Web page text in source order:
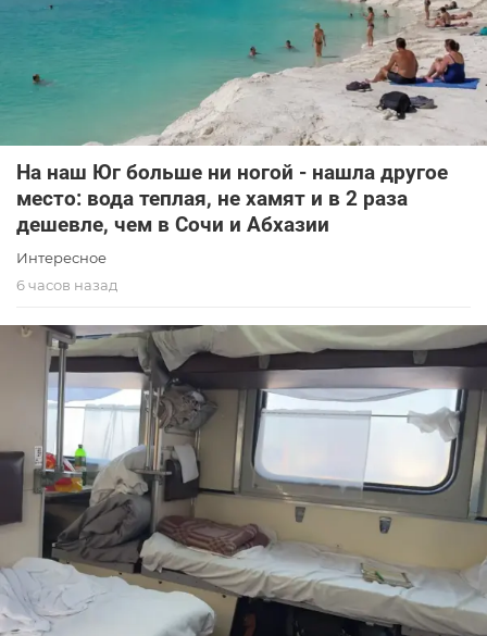
На наш Юг больше ни ногой - нашла другое
место: вода теплая, не хамят и в 2 раза
дешевле, чем в Сочи и Абхазии
Интересное
6 часов назад